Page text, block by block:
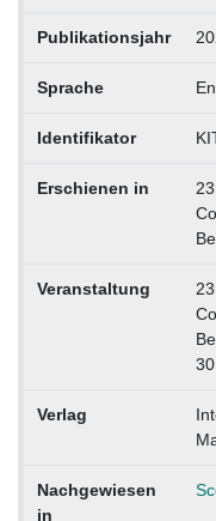
Publikationsjahr
Sprache
Identifikator
Erschienen in
Veranstaltung
Verlag
Nachgewiesen
in